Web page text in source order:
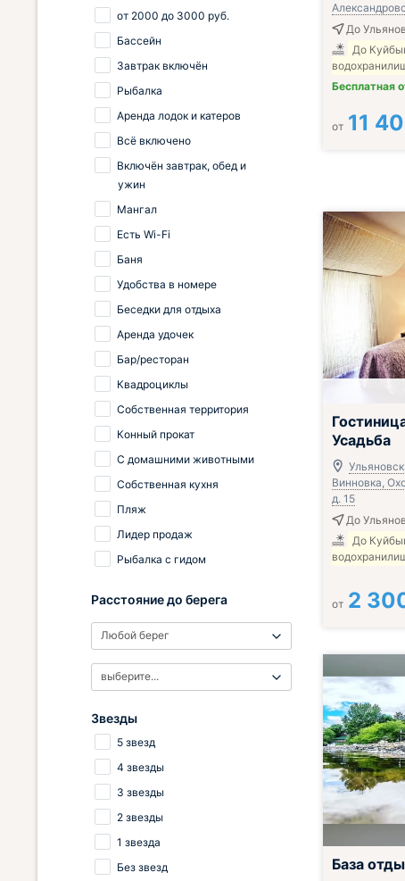
До
До
Бесплатная
от 11
Усадьба
Винновка,
д. 15
До
До
от 2
База
от 2000 до 3000 руб.
Бассейн
Завтрак включён
Рыбалка
Аренда лодок и катеров
Всё включено
Включён завтрак, обед и
ужин
Мангал
Есть Wi-Fi
Баня
Удобства в номере
Беседки для отдыха
Аренда удочек
Бар/ресторан
Квадроциклы
Собственная территория
Конный прокат
С домашними животными
Собственная кухня
Пляж
Лидер продаж
Рыбалка с гидом
Расстояние до берега
Любой берег
выберите...
Звезды
5 звезд
4 звезды
3 звезды
2 звезды
1 звезда
Без звезд